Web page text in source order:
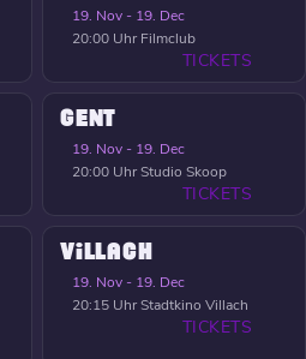
19. Nov - 19. Dec
20:00 Uhr Filmclub
TICKETS
GENT
19. Nov - 19. Dec
20:00 UhrStudio Skoop
TICKETS
VILLACH
19. Nov - 19. Dec
20:15 UhrStadtkino Villach
TICKETS